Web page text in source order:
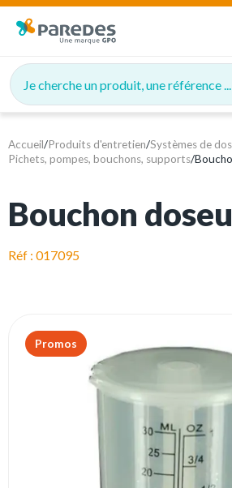
Je cherche un produit, une référence ...
Accueil/Produits d'entretien/Systèmes de
Pichets, pompes, bouchons, supports/
Bouchon
Réf : 017095
Promos